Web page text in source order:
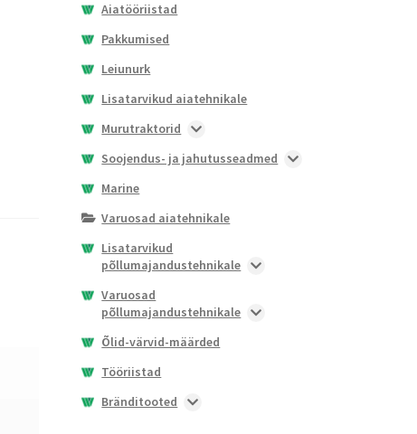
Aiatööriistad
Pakkumised
Leiunurk
Lisatarvikud aiatehnikale
Murutraktorid
murutraktorid
X100 seeria
X300 seeria
Soojendus- ja jahutusseadmed
jahutitele
Jahutid
jahutitele
Marine
Varuosad aiatehnikale
Lisatarvikud
põllumajandustehnikale
Haakeseadmete
Varuosad
põllumajandustehnikale
Õlid-värvid-määrded
Tööriistad
Bränditooted